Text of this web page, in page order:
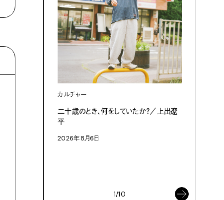
カルチャー
二十歳のとき、何をしていたか？／上出遼
平
2026年8月6日
1/10